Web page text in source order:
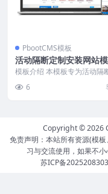
PbootCMS模板
活动隔断定制安装网站
模板介绍 本模板专为活动隔断
出产品展示、案例呈现...
6
Copyright © 2026
免责声明：本站所有资源(模
习与交流使用，如果不
苏ICP备